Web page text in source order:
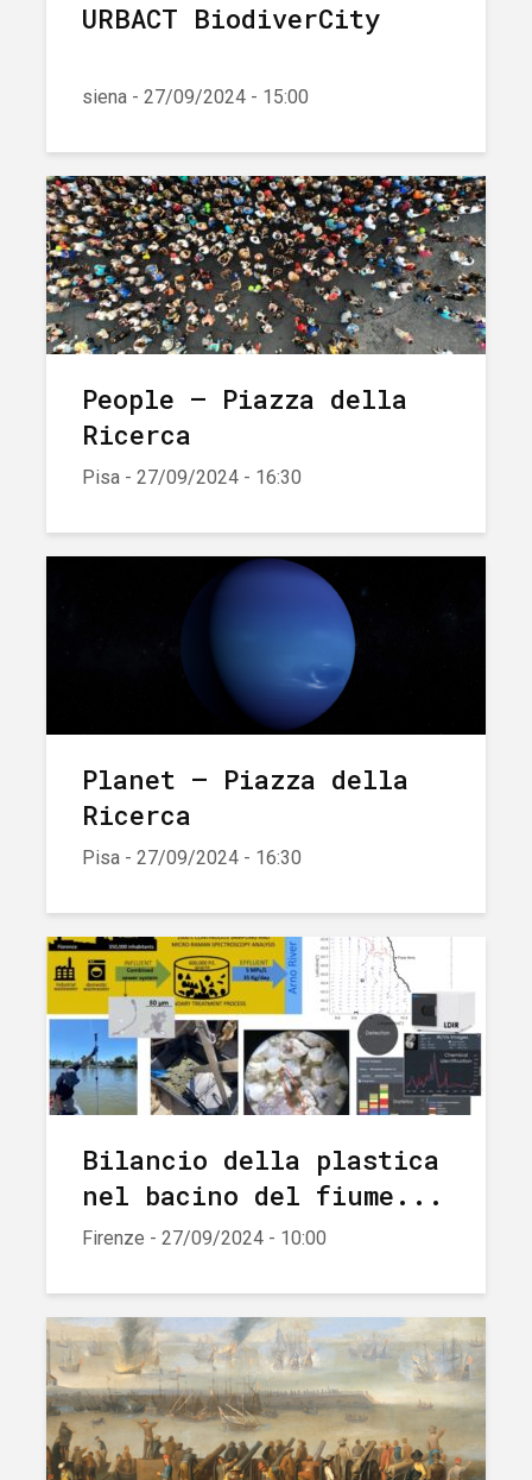
URBACT BiodiverCity
siena - 27/09/2024 - 15:00
People – Piazza della
Ricerca
Pisa - 27/09/2024 - 16:30
Planet – Piazza della
Ricerca
Pisa - 27/09/2024 - 16:30
Bilancio della plastica
nel bacino del fiume...
Firenze - 27/09/2024 - 10:00